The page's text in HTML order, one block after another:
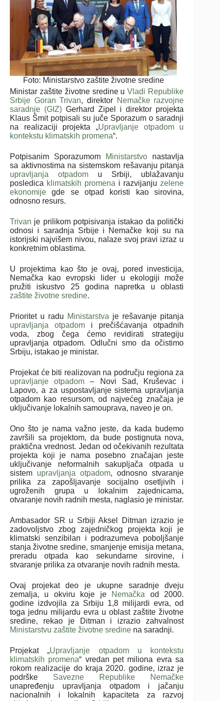
Foto: Ministarstvo zaštite životne sredine
Ministar zaštite životne sredine uVladi Republike
Srbije Goran Trivan, direktor Nemačke razvojne
saradnje (GIZ) Gerhard Zipel i direktor projekta
Klaus Šmit potpisali su juče Sporazum o saradnji
na realizaciji projekta „Upravljanje otpadom u
kontekstu klimatskih promena“.
Potpisanim Sporazumom Ministarstvo nastavlja
sa aktivnostima na sistemskom rešavanju pitanja
upravljanja otpadom u Srbiji, ublažavanju
posledica klimatskih promena i razvijanju zelene
ekonomije gde se otpad koristi kao sirovina,
odnosno resurs.
Trivan je prilikom potpisivanja istakao da politički
odnosi i saradnja Srbije i Nemačke koji su na
istorijski najvišem nivou, nalaze svoj pravi izraz u
konkretnim oblastima.
U projektima kao što je ovaj, pored investicija,
Nemačka kao evropski lider u ekologiji može
pružiti iskustvo 25 godina napretka u oblasti
zaštite životne sredine.
Prioritet u radu Ministarstva je rešavanje pitanja
upravljanja otpadom i prečišćavanja otpadnih
voda, zbog čega ćemo revidirati strategiju
upravljanja otpadom. Odlučni smo da očistimo
Srbiju, istakao je ministar.
Projekat će biti realizovan na području regiona za
upravljanje otpadom – Novi Sad, Kruševac i
Lapovo, a za uspostavljanje sistema upravljanja
otpadom kao resursom, od najvećeg značaja je
uključivanje lokalnih samouprava, naveo je on.
Ono što je nama važno jeste, da kada budemo
završili sa projektom, da bude postignuta nova,
praktična vrednost. Jedan od očekivanih rezultata
projekta koji je nama posebno značajan jeste
uključivanje neformalnih sakupljača otpada u
sistem upravljanja otpadom, odnosno stvaranje
prilika za zapošljavanje socijalno osetljivih i
ugroženih grupa u lokalnim zajednicama,
otvaranje novih radnih mesta, naglasio je ministar.
Ambasador SR u Srbiji Aksel Ditman izrazio je
zadovoljstvo zbog zajedničkog projekta koji je
klimatski senzibilan i podrazumeva poboljšanje
stanja životne sredine, smanjenje emisija metana,
preradu otpada kao sekundarne sirovine, i
stvaranje prilika za otvaranje novih radnih mesta.
Ovaj projekat deo je ukupne saradnje dveju
zemalja, u okviru koje je Nemačka od 2000.
godine izdvojila za Srbiju 1,8 milijardi evra, od
toga jednu milijardu evra u oblast zaštite životne
sredine, rekao je Ditman i izrazio zahvalnost
Ministarstvu zaštite životne sredine na saradnji.
Projekat „Upravljanje otpadom u kontekstu
klimatskih promena“ vredan pet miliona evra sa
rokom realizacije do kraja 2020. godine, izraz je
podrške Savezne Republike Nemačke
unapređenju upravljanja otpadom i jačanju
nacionalnih i lokalnih kapaciteta za razvoj